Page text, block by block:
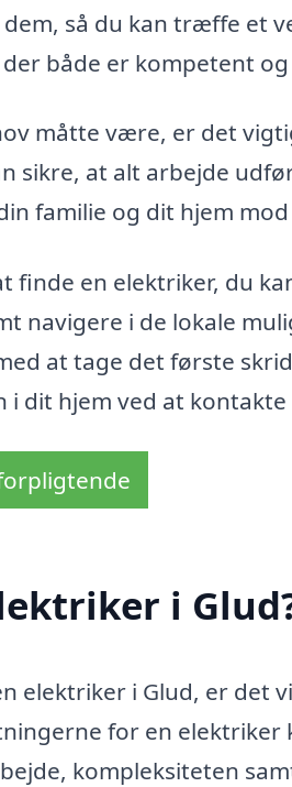
så du kan træffe et
både er kompetent
måtte være, er det
sikre, at alt arbejde
familie og dit hjem
finde en elektriker, du
navigere i de lokale
at tage det første
dit hjem ved at kontakte
i
elektriker i Glud, er det
for en
kompleksiteten